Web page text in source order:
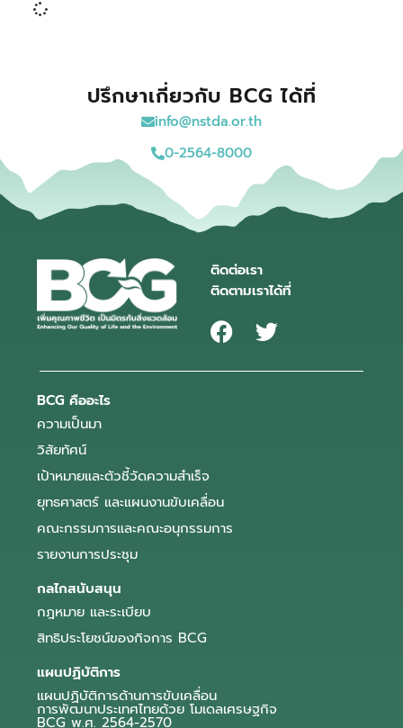
ปรึกษาเกี่ยวกับ BCG ได้ที่
info@nstda.or.th
0-2564-8000
ติดต่อเรา
ติดตามเราได้ที่
BCG คืออะไร
ความเป็นมา
วิสัยทัศน์
เป้าหมายและตัวชี้วัดความสำเร็จ
ยุทธศาสตร์ และแผนงานขับเคลื่อน
คณะกรรมการและคณะอนุกรรมการ
รายงานการประชุม
กลไกสนับสนุน
กฎหมาย และระเบียบ
สิทธิประโยชน์ของกิจการ BCG
แผนปฏิบัติการ
แผนปฏิบัติการด้านการขับเคลื่อน
การพัฒนาประเทศไทยด้วย โมเดลเศรษฐกิจ
BCG พ.ศ. 2564-2570